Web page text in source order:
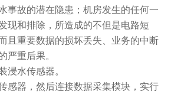
事故的潜在隐患；机房发生的任何一
现和排除，所造成的不但是电路短
且重要数据的损坏丢失、业务的中断
严重后果。
浸水传感器。
感器，然后连接数据采集模块，实行